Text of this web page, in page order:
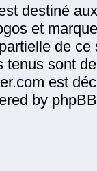
destiné
et
de
tenus sont
est
by